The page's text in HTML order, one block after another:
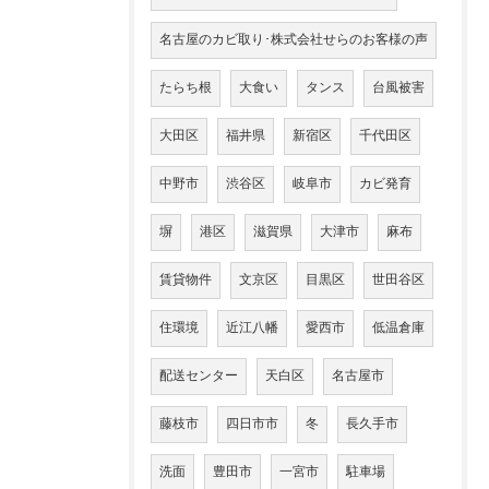
名古屋のカビ取り･株式会社せらのお客様の声
たらち根 大食い タンス 台風被害
大田区 福井県 新宿区 千代田区
中野市 渋谷区 岐阜市 カビ発育
塀 港区 滋賀県 大津市 麻布
賃貸物件 文京区 目黒区 世田谷区
住環境 近江八幡 愛西市 低温倉庫
配送センター 天白区 名古屋市
藤枝市 四日市市 冬 長久手市
洗面 豊田市 一宮市 駐車場